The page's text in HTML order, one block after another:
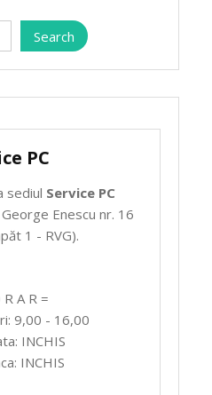
Search
PC
sediul Service PC
Enescu nr. 16
1 - RVG).
R A R =
9,00 - 16,00
INCHIS
INCHIS